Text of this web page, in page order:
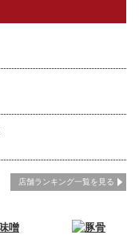
店舗ランキング一覧を見る